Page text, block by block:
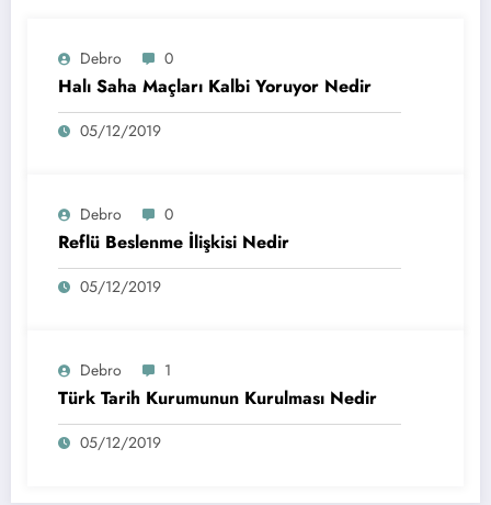
Debro 0
Halı Saha Maçları Kalbi Yoruyor Nedir
05/12/2019
Debro 0
Reflü Beslenme İlişkisi Nedir
05/12/2019
Debro 1
Türk Tarih Kurumunun Kurulması Nedir
05/12/2019